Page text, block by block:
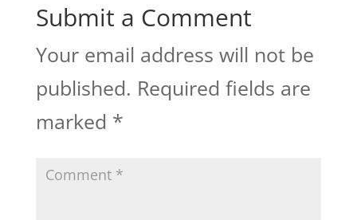
Submit a Comment
Your email address will not be
published. Required fields are
marked *